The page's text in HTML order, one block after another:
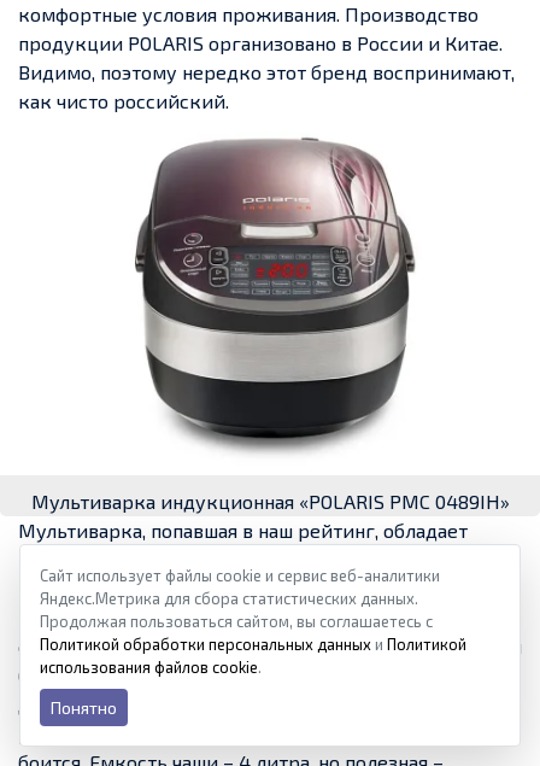
комфортные условия проживания. Производство
продукции POLARIS организовано в России и Китае.
Видимо, поэтому нередко этот бренд воспринимают,
как чисто российский.
Мультиварка индукционная «POLARIS PMC 0489IH»
Мультиварка, попавшая в наш рейтинг, обладает
продуманной полусферической формы, максимально
равномерно распределяющей тепло и, как пишут,
обладающей эффектом «русской печи» при томлении
блюд. Шестислойное керамическое покрытие не
дает продуктам пригорать, а саму кастрюлю
разрешено загружать в посудомойку – она этого не
Сайт использует файлы cookie и сервис веб-аналитики
Яндекс.Метрика для сбора статистических данных.
Продолжая пользоваться сайтом, вы соглашаетесь с
Политикой обработки персональных данных и Политикой
использования файлов cookie.
Понятно